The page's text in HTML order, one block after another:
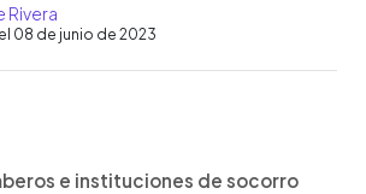
Rivera
08 de junio de 2023
artículoe instituciones de socorro